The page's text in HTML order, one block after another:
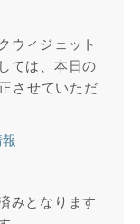
ウィジェット
ては、本日の
させていただ
みとなります